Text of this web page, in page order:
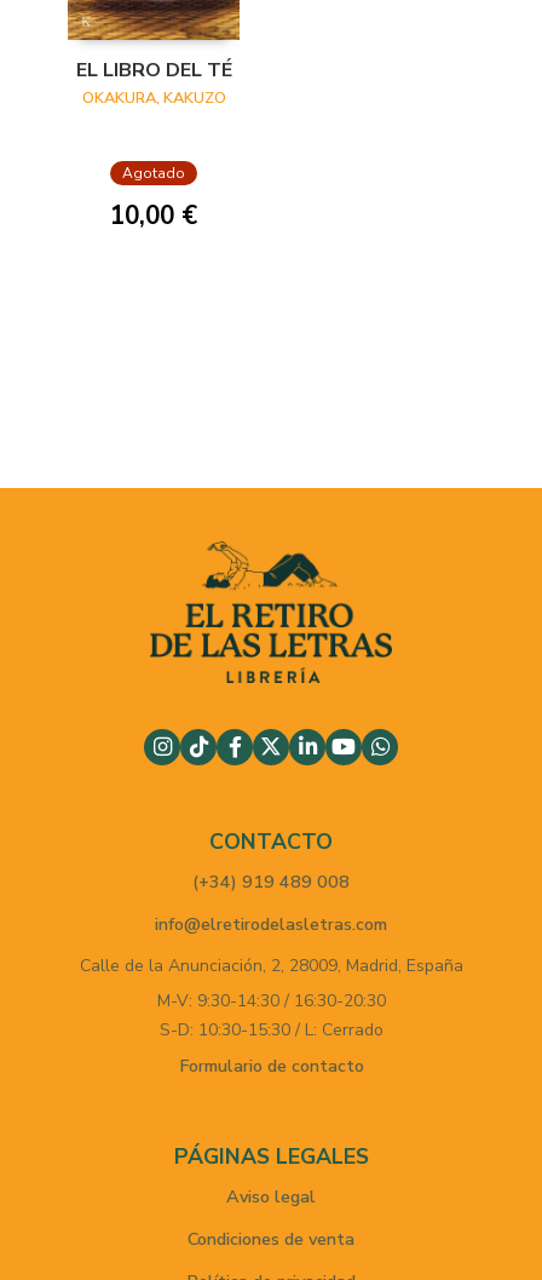
EL LIBRO DEL TÉ
OKAKURA, KAKUZO
Agotado
10,00 €
CONTACTO
(+34) 919 489 008
info@elretirodelasletras.com
Calle de la Anunciación, 2, 28009, Madrid, España
M-V: 9:30-14:30 / 16:30-20:30
S-D: 10:30-15:30 / L: Cerrado
Formulario de contacto
PÁGINAS LEGALES
Aviso legal
Condiciones de venta